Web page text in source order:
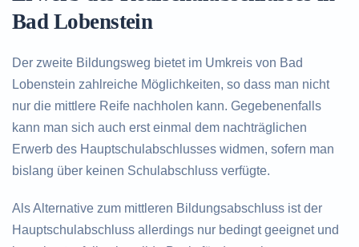
Bad Lobenstein
Der zweite Bildungsweg bietet im Umkreis von Bad
Lobenstein zahlreiche Möglichkeiten, so dass man nicht
nur die mittlere Reife nachholen kann. Gegebenenfalls
kann man sich auch erst einmal dem nachträglichen
Erwerb des Hauptschulabschlusses widmen, sofern man
bislang über keinen Schulabschluss verfügte.
Als Alternative zum mittleren Bildungsabschluss ist der
Hauptschulabschluss allerdings nur bedingt geeignet und